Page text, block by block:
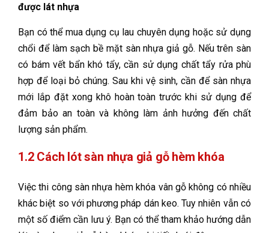
được lát nhựa
Bạn có thể mua dụng cụ lau chuyên dụng hoặc sử dụng
chổi để làm sạch bề mặt sàn nhựa giả gỗ. Nếu trên sàn
có bám vết bẩn khó tẩy, cần sử dụng chất tẩy rửa phù
hợp để loại bỏ chúng. Sau khi vệ sinh, cần để sàn nhựa
mới lắp đặt xong khô hoàn toàn trước khi sử dụng để
đảm bảo an toàn và không làm ảnh hưởng đến chất
lượng sản phẩm.
1.2 Cách lót sàn nhựa giả gỗ hèm khóa
Việc thi công sàn nhựa hèm khóa vân gỗ không có nhiều
khác biệt so với phương pháp dán keo. Tuy nhiên vẫn có
một số điểm cần lưu ý. Bạn có thể tham khảo hướng dẫn